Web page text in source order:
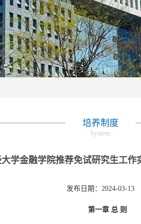
培养制度
System
学金融学院推荐免试研究生工作
发布日期：2024-03-13
第一章 总 则